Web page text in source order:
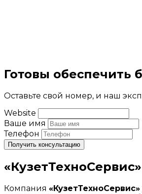
Готовы обеспечить
Оставьте свой номер, и наш
Website
Ваше имя
Телефон
Получить консультацию
Компания «КузетТехноСервис»